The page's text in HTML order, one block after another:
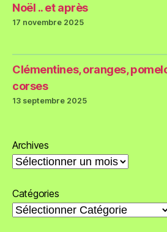
Noël .. et après
17 novembre 2025
Clémentines, oranges,
corses
13 septembre 2025
Archives
Catégories